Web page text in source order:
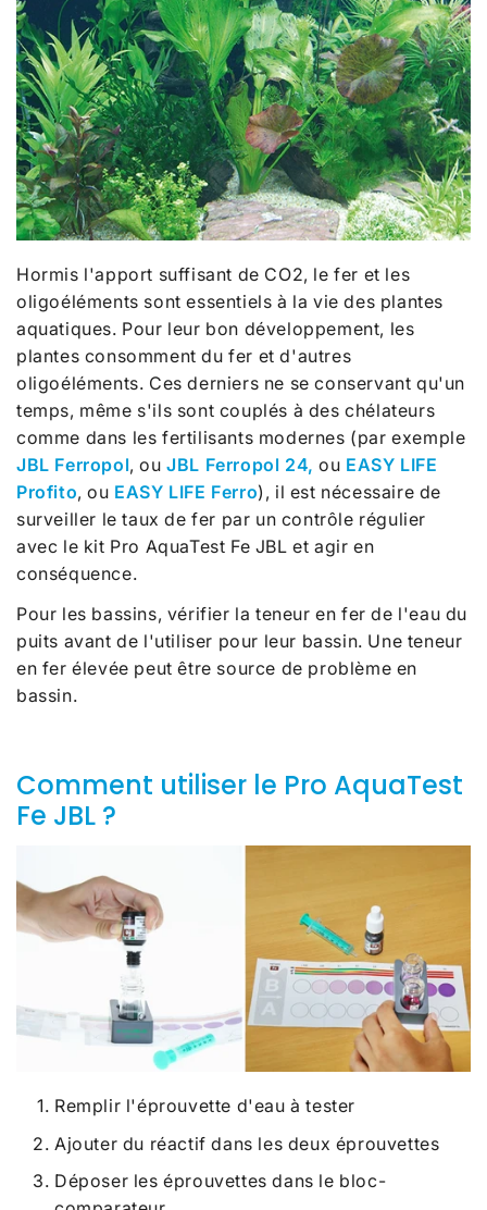
Hormis l'apport suffisant de CO2, le fer et les
oligoéléments sont essentiels à la vie des plantes
aquatiques. Pour leur bon développement, les
plantes consomment du fer et d'autres
oligoéléments. Ces derniers ne se conservant qu'un
temps, même s'ils sont couplés à des chélateurs
comme dans les fertilisants modernes (par exemple
JBL Ferropol, ouJBL Ferropol 24, ou EASY LIFE
Profito, ou EASY LIFE Ferro), il est nécessaire de
surveiller le taux de fer par un contrôle régulier
avec le kit Pro AquaTest Fe JBL et agir en
conséquence.
Pour les bassins, vérifier la teneur en fer de l'eau du
puits avant de l'utiliser pour leur bassin. Une teneur
en fer élevée peut être source de problème en
bassin.
Comment utiliser le Pro AquaTest
Fe JBL ?
Remplir l'éprouvette d'eau à tester
Ajouter du réactif dans les deux éprouvettes
Déposer les éprouvettes dans le bloc-